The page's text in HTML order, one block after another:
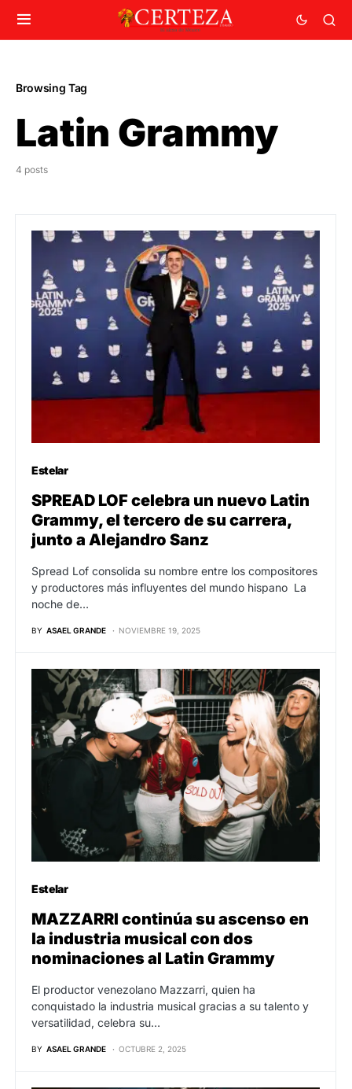
Browsing Tag
Latin Grammy
4 posts
Estelar
SPREAD LOF celebra un nuevo Latin
Grammy, el tercero de su carrera,
junto a Alejandro Sanz
Spread Lof consolida su nombre entre los compositores
y productores más influyentes del mundo hispano La
noche de…
BY ASAEL GRANDE NOVIEMBRE 19, 2025
Estelar
MAZZARRI continúa su ascenso en
la industria musical con dos
nominaciones al Latin Grammy
El productor venezolano Mazzarri, quien ha
conquistado la industria musical gracias a su talento y
versatilidad, celebra su…
BY ASAEL GRANDE OCTUBRE 2, 2025